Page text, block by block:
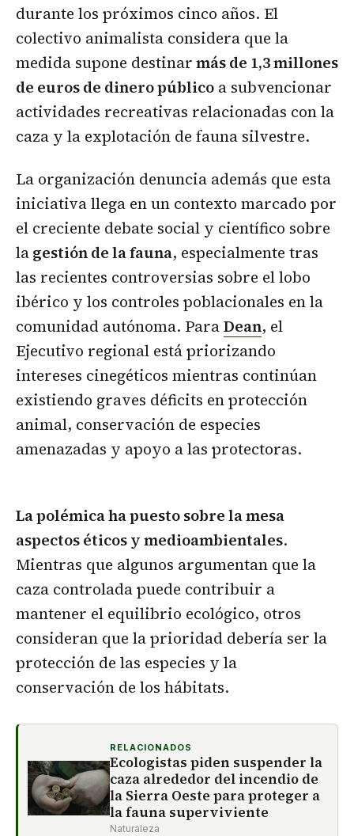
durante los próximos cinco años. El
colectivo animalista considera que la
medida supone destinarmás de 1,3 millones
de euros de dinero público a subvencionar
actividades recreativas relacionadas con la
caza y la explotación de fauna silvestre.
La organización denuncia además que esta
iniciativa llega en un contexto marcado por
el creciente debate social y científico sobre
lagestión de la fauna, especialmente tras
las recientes controversias sobre el lobo
ibérico y los controles poblacionales en la
comunidad autónoma. ParaDean, el
Ejecutivo regional está priorizando
intereses cinegéticos mientras continúan
existiendo graves déficits en protección
animal, conservación de especies
amenazadas y apoyo a las protectoras.
La polémica ha puesto sobre la mesa
aspectos éticos y medioambientales.
Mientras que algunos argumentan que la
caza controlada puede contribuir a
mantener el equilibrio ecológico, otros
consideran que la prioridad debería ser la
protección de las especies y la
conservación de los hábitats.
RELACIONADOS
Ecologistas piden suspender la
caza alrededor del incendio de
la Sierra Oeste para proteger a
la fauna superviviente
Naturaleza